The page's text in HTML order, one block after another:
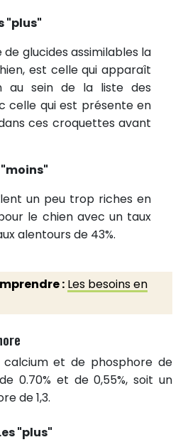
"plus"
de glucides assimilables la
est celle qui apparaît
au sein de la liste des
celle qui est présente en
ces croquettes avant
"moins"
un peu trop riches en
le chien avec un taux
alentours de 43%.
: Les besoins en
calcium et de phosphore de
0.70% et de 0,55%, soit un
de 1,3.
"plus"